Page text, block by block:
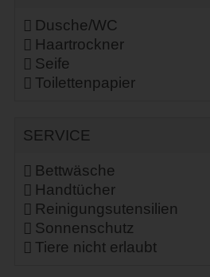
Dusche/WC
Haartrockner
Seife
Toilettenpapier
SERVICE
Bettwäsche
Handtücher
Reinigungsutensilien
Sonnenschutz
Tiere nicht erlaubt